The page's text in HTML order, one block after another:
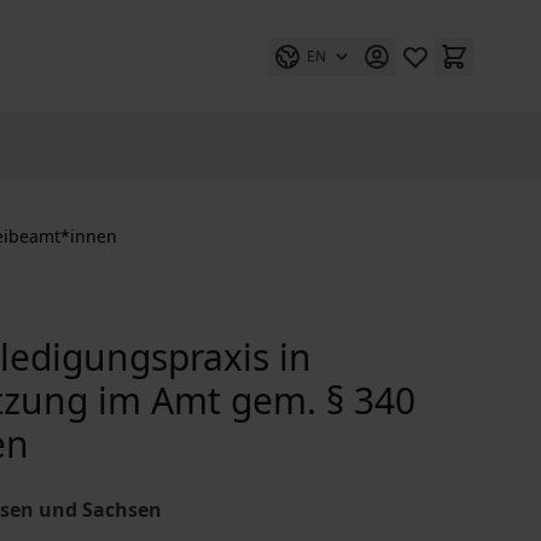
EN
in
im Amt gem. § 340
und Sachsen